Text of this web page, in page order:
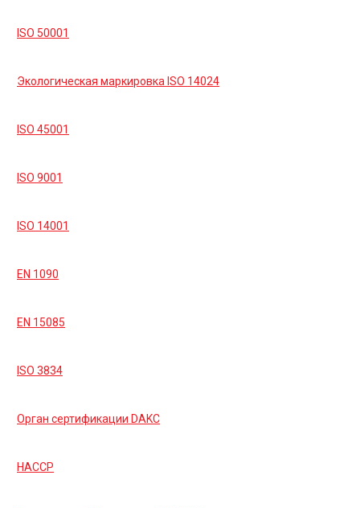
ISO 50001
Экологическая маркировка ISO 14024
ISO 45001
ISO 9001
ISO 14001
EN 1090
EN 15085
ISO 3834
Орган сертификации DAKC
HACCP